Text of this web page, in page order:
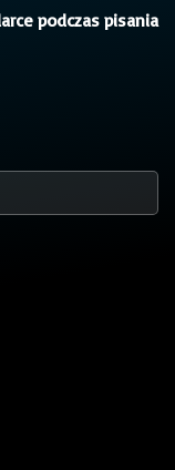
podczas pisania